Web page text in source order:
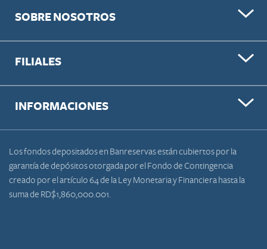
SOBRE NOSOTROS
FILIALES
INFORMACIONES
Los fondos depositados en Banreservas están cubiertos por la
garantía de depósitos otorgada por el Fondo de Contingencia
creado por el artículo 64 de la Ley Monetaria y Financiera hasta la
suma de RD$1,860,000.001.